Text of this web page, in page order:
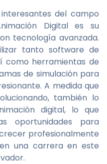
del campo
Digital es su
tecnología avanzada.
tanto software de
como herramientas de
de simulación para
A medida que
también lo
digital, lo que
oportunidades para
profesionalmente
una carrera en este